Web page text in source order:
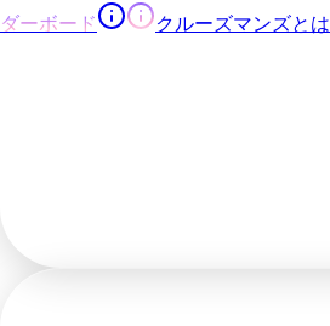
ダーボード
クルーズマンズとは